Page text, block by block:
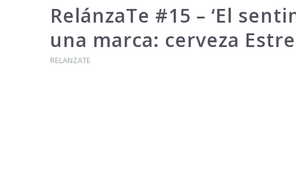
RelánzaTe #15 – ‘El
una marca: cerveza
RELANZATE